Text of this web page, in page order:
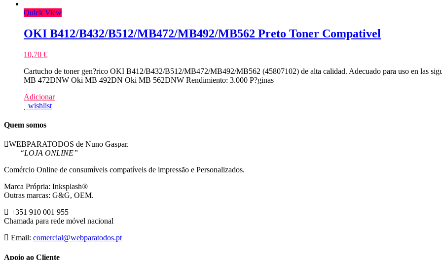
Quick View
OKI B412/B432/B512/MB472/MB492/MB562 Preto Toner Compativel
10,70 €
Cartucho de toner gen?rico OKI B412/B432/B512/MB472/MB492/MB562 (45807102) de alta calidad. Adecuado para uso en las
MB 472DNW Oki MB 492DN Oki MB 562DNW Rendimiento: 3.000 P?ginas
Adicionar
wishlist
Quem somos
WEBPARATODOS de Nuno Gaspar.
“LOJA ONLINE”
Comércio Online de consumíveis compatíveis de impressão e Personalizados.
Marca Própria: Inksplash®
Outras marcas: G&G, OEM.
+351 910 001 955
Chamada para rede móvel nacional
Email: comercial@webparatodos.pt
Apoio ao Cliente